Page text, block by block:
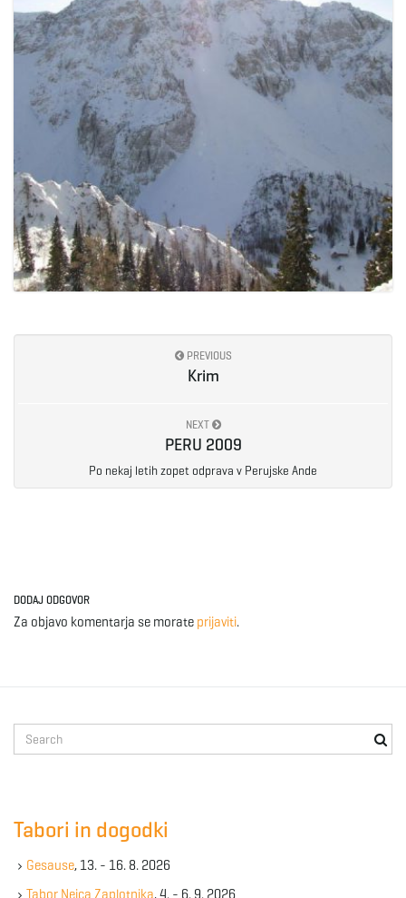
n
PREVIOUS
Krim
NEXT
PERU 2009
Po nekaj letih zopet odprava v Perujske Ande
DODAJ ODGOVOR
Za objavo komentarja se morate prijaviti.
e
e
y
Tabori in dogodki
Gesause, 13. - 16. 8. 2026
Tabor Nejca Zaplotnika, 4. - 6. 9. 2026